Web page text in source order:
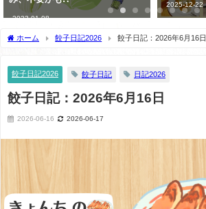
2025-12-22
ホーム 餃子日記2026 餃子日記：2026年6月16日
餃子日記2026 餃子日記 日記2026
餃子日記：2026年6月16日
2026-06-16 2026-06-17